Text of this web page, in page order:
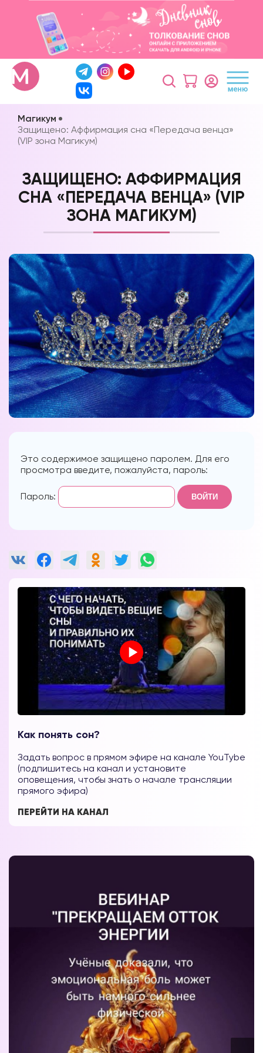
Магикум
Защищено: Аффирмация сна «Передача венца»
(VIP зона Магикум)
ЗАЩИЩЕНО: АФФИРМАЦИЯ
СНА «ПЕРЕДАЧА ВЕНЦА» (VIP
ЗОНА МАГИКУМ)
Это содержимое защищено паролем. Для его
просмотра введите, пожалуйста, пароль:
Пароль:
Как понять сон?
Задать вопрос в прямом эфире на канале YouTybe
(подпишитесь на канал и установите
оповещения, чтобы знать о начале трансляции
прямого эфира)
ПЕРЕЙТИ НА КАНАЛ